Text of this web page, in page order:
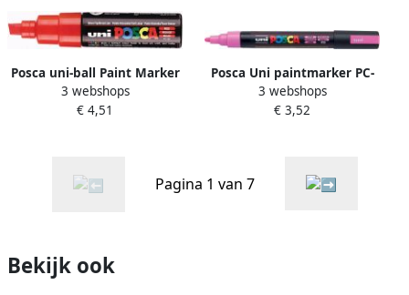
Posca uni-ball Paint Marker
op waterbasis PC-8K rood
3 webshops
€ 4,51
Posca Uni paintmarker PC-
5M 1 8 2 5 mm fluo roze
3 webshops
€ 3,52
Pagina 1 van 7
Bekijk ook